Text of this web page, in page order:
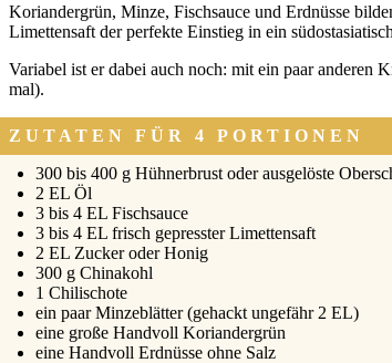
Kori­an­der­grün, Min­ze, Fisch­sauce und Erd­nüs­se
Limet­ten­saft der per­fek­te Ein­stieg in ein
Varia­bel ist er dabei auch noch: mit ein paar ande­ren
mal).
ZUTATEN FÜR 4 PORTIONEN
300 bis 400 g Hüh­ner­brust oder aus­ge­lös­te
2 EL Öl
3 bis 4 EL Fisch­sauce
3 bis 4 EL frisch gepress­ter Limet­ten­saft
2 EL Zucker oder Honig
300 g Chi­na­kohl
1 Chi­li­scho­te
ein paar Min­ze­blät­ter (gehackt unge­fähr 2 EL)
eine gro­ße Hand­voll Kori­an­der­grün
eine Hand­voll Erd­nüs­se ohne Salz